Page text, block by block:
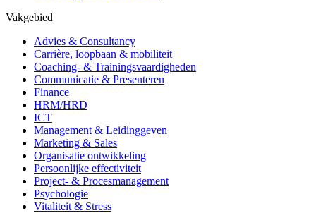
Vakgebied
Advies & Consultancy
Carrière, loopbaan & mobiliteit
Coaching- & Trainingsvaardigheden
Communicatie & Presenteren
Finance
HRM/HRD
ICT
Management & Leidinggeven
Marketing & Sales
Organisatie ontwikkeling
Persoonlijke effectiviteit
Project- & Procesmanagement
Psychologie
Vitaliteit & Stress